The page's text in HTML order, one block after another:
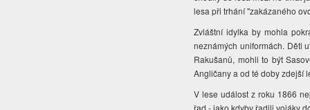
lesa při trhání "zakázaného
Zvláštní idylka by mohla
neznámých uniformách. Děti
Rakušanů, mohli to být
Angličany a od té doby zdejší
V lese událost z roku 1866